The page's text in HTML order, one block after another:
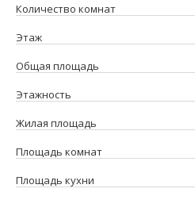
Количество комнат
Этаж
Общая площадь
Этажность
Жилая площадь
Площадь комнат
Площадь кухни